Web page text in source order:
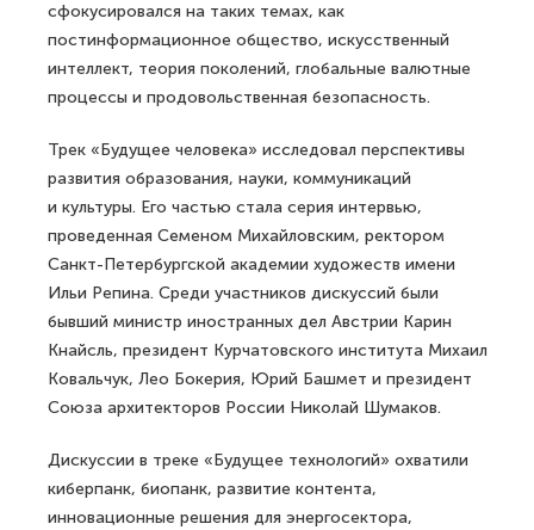
сфокусировался на таких темах, как
постинформационное общество, искусственный
интеллект, теория поколений, глобальные валютные
процессы и продовольственная безопасность.
Трек «Будущее человека» исследовал перспективы
развития образования, науки, коммуникаций
и культуры. Его частью стала серия интервью,
проведенная Семеном Михайловским, ректором
Санкт-Петербургской академии художеств имени
Ильи Репина. Среди участников дискуссий были
бывший министр иностранных дел Австрии Карин
Кнайсль, президент Курчатовского института Михаил
Ковальчук, Лео Бокерия, Юрий Башмет и президент
Союза архитекторов России Николай Шумаков.
Дискуссии в треке «Будущее технологий» охватили
киберпанк, биопанк, развитие контента,
инновационные решения для энергосектора,